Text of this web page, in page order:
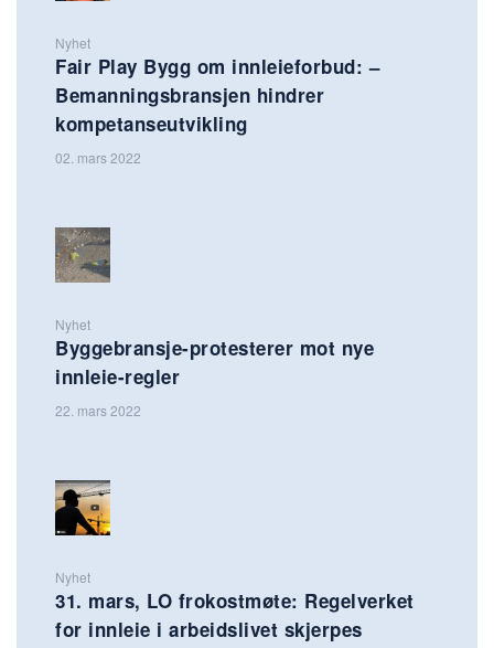
Nyhet
Fair Play Bygg om innleieforbud: –
Bemanningsbransjen hindrer
kompetanseutvikling
02. mars 2022
Nyhet
Byggebransje-protesterer mot nye
innleie-regler
22. mars 2022
Nyhet
31. mars, LO frokostmøte: Regelverket
for innleie i arbeidslivet skjerpes